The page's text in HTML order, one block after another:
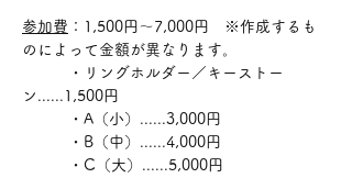
参加費 ：1,500円〜7,000円　※作成するも
のによって金額が異なります。
・リングホルダー／キーストー
ン......1,500円
・A（小）......3,000円
・B（中）......4,000円
・C（大）......5,000円